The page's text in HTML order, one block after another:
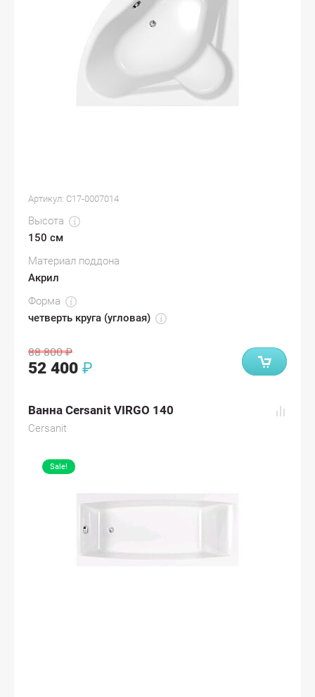
Артикул: С17-0007014
Высота
150 см
Материал поддона
Акрил
Форма
четверть круга (угловая)
88 800 ₽
52 400 ₽
Ванна Cersanit VIRGO 140
Cersanit
Sale!